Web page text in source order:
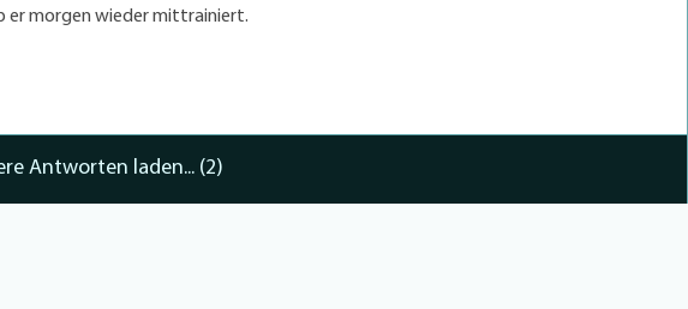
er morgen wieder mittrainiert.
Antworten laden... (2)